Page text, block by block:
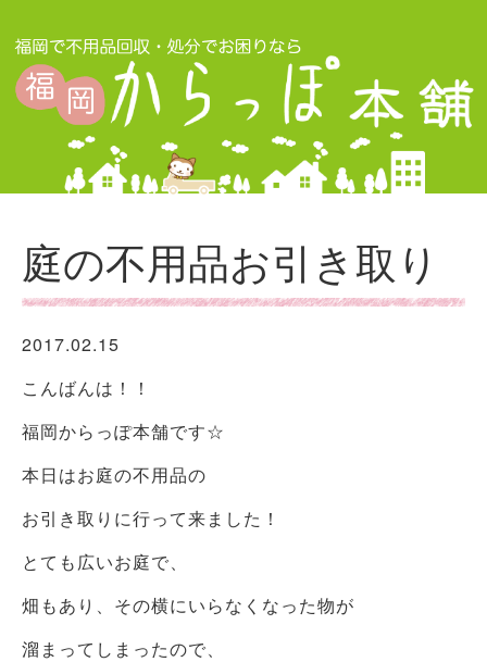
庭の不用品お引き取り
2017.02.15
こんばんは！！
福岡からっぽ本舗です☆
本日はお庭の不用品の
お引き取りに行って来ました！
とても広いお庭で、
畑もあり、その横にいらなくなった物が
溜まってしまったので、